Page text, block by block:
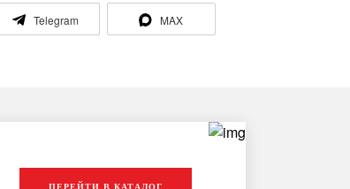
Telegram MAX
ПЕРЕЙТИ В КАТАЛОГ